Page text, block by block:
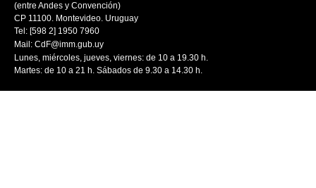
(entre Andes y Convención)
CP 11100. Montevideo. Uruguay
Tel: [598 2] 1950 7960
Mail: CdF@imm.gub.uy
Lunes, miércoles, jueves, viernes: de 10 a 19.30 h.
Martes: de 10 a 21 h. Sábados de 9.30 a 14.30 h.